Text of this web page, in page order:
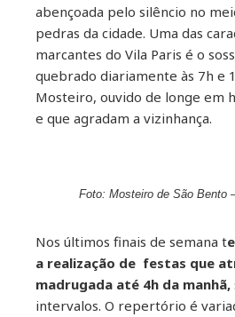
abençoada pelo silêncio no
pedras da cidade. Uma das
marcantes do Vila Paris é o
quebrado diariamente às 7h e
Mosteiro, ouvido de longe em
e que agradam a vizinhança.
Foto: Mosteiro de São Bento
Nos últimos finais de semana t
a realização de festas que
madrugada até 4h da manhã,
intervalos. O repertório é